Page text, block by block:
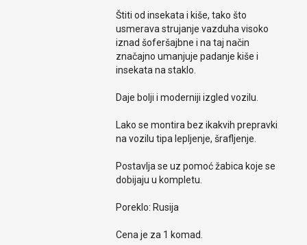
Štiti od insekata i kiše, tako što
usmerava strujanje vazduha visoko
iznad šoferšajbne i na taj način
značajno umanjuje padanje kiše i
insekata na staklo.
Daje bolji i moderniji izgled vozilu.
Lako se montira bez ikakvih prepravki
na vozilu tipa lepljenje, šrafljenje.
Postavlja se uz pomoć žabica koje se
dobijaju u kompletu.
Poreklo: Rusija
Cena je za 1 komad.